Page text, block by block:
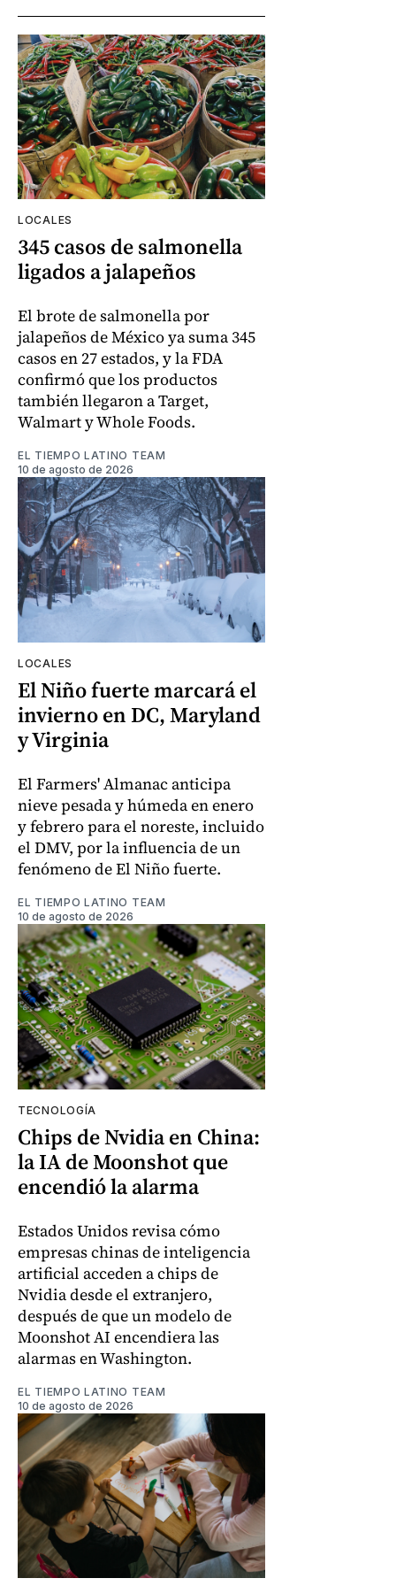
LOCALES
345 casos de salmonella
ligados a jalapeños
El brote de salmonella por
jalapeños de México ya suma 345
casos en 27 estados, y la FDA
confirmó que los productos
también llegaron a Target,
Walmart y Whole Foods.
EL TIEMPO LATINO TEAM
10 de agosto de 2026
LOCALES
El Niño fuerte marcará el
invierno en DC, Maryland
y Virginia
El Farmers' Almanac anticipa
nieve pesada y húmeda en enero
y febrero para el noreste, incluido
el DMV, por la influencia de un
fenómeno de El Niño fuerte.
EL TIEMPO LATINO TEAM
10 de agosto de 2026
TECNOLOGÍA
Chips de Nvidia en China:
la IA de Moonshot que
encendió la alarma
Estados Unidos revisa cómo
empresas chinas de inteligencia
artificial acceden a chips de
Nvidia desde el extranjero,
después de que un modelo de
Moonshot AI encendiera las
alarmas en Washington.
EL TIEMPO LATINO TEAM
10 de agosto de 2026